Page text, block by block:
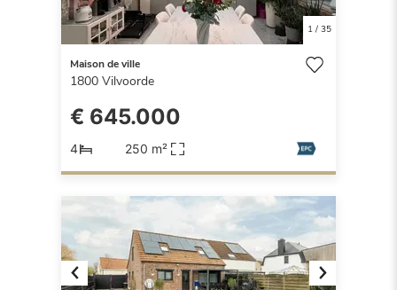
1/ 35
Maison de ville
1800 Vilvoorde
€ 645.000
4 250 m²
Previous Next